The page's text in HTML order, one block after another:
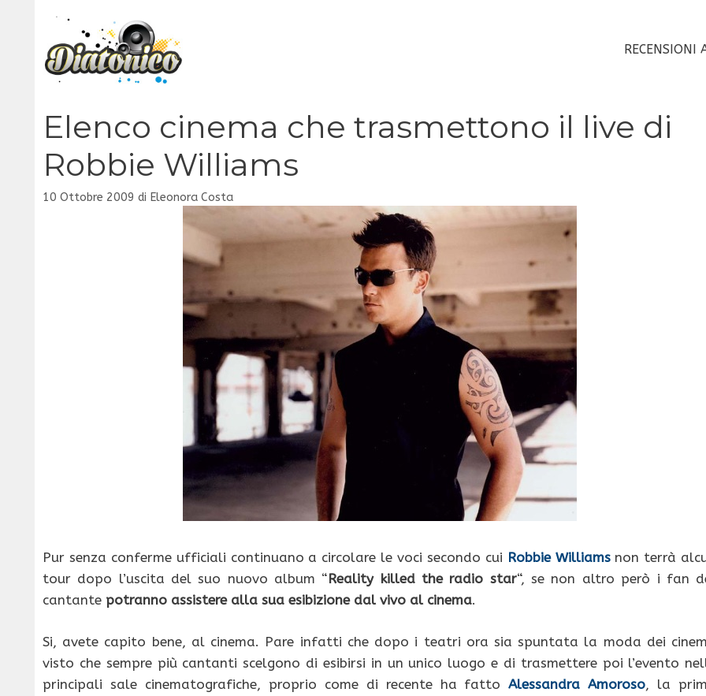
contenuto
RECENSIONI
Elenco cinema che trasmettono il live di
Robbie Williams
10 Ottobre 2009 di Eleonora Costa
Pur senza conferme ufficiali continuano a circolare le voci secondo cui Robbie Williamsnon terrà
tour dopo l’uscita del suo nuovo album “Reality killed the radio star“, se non altro però i fan
cantante potranno assistere alla sua esibizione dal vivo al cinema.
Si, avete capito bene, al cinema. Pare infatti che dopo i teatri ora sia spuntata la moda dei
visto che sempre più cantanti scelgono di esibirsi in un unico luogo e di trasmettere poi l’evento
principali sale cinematografiche, proprio come di recente ha fattoAlessandra Amoroso, la